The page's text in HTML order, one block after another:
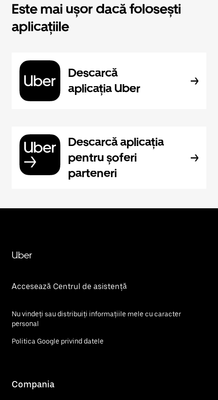
Este mai ușor dacă folosești
aplicațiile
Descarcă
aplicația Uber
Descarcă aplicația
pentru șoferi
parteneri
Uber
Accesează Centrul de asistență
Nu vindeți sau distribuiți informațiile mele cu caracter
personal
Politica Google privind datele
Compania